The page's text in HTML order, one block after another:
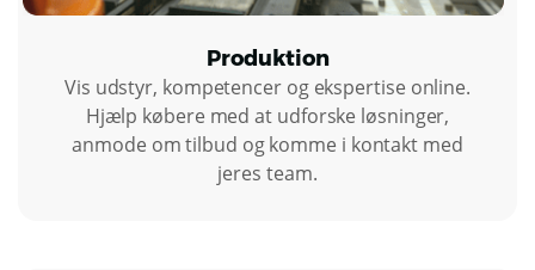
Produktion
Vis udstyr, kompetencer og ekspertise online.
Hjælp købere med at udforske løsninger,
anmode om tilbud og komme i kontakt med
jeres team.